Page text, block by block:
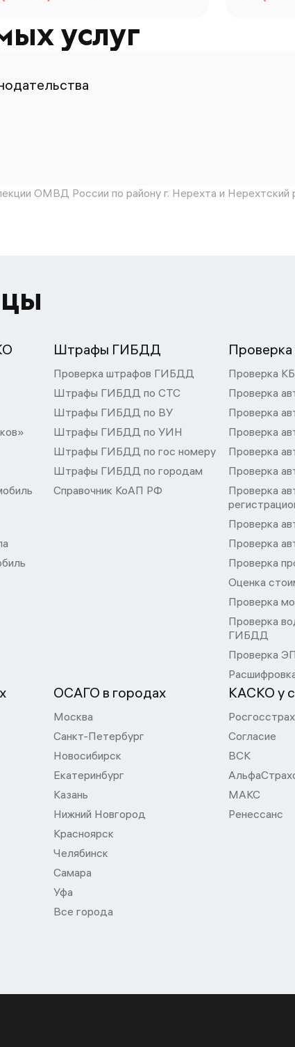
услуг
ОМВД России по району г. Нерехта и Нерехтский
Штрафы ГИБДД
Проверка штрафов ГИБДД
Штрафы ГИБДД по СТС
Штрафы ГИБДД по ВУ
Штрафы ГИБДД по УИН
Штрафы ГИБДД по гос номеру
Штрафы ГИБДД по городам
Справочник КоАП РФ
Проверка
Проверка
Проверка
Проверка
Проверка
Проверка
Проверка
Проверка
Проверка
Проверка
Проверка
Оценка
Проверка
Проверка
ГИБДД
Проверка
ОСАГО в городах
Москва
Санкт-Петербург
Новосибирск
Екатеринбург
Казань
Нижний Новгород
Красноярск
Челябинск
Самара
Уфа
Все города
КАСКО у
Росгосстрах
Согласие
ВСК
МАКС
Ренессанс